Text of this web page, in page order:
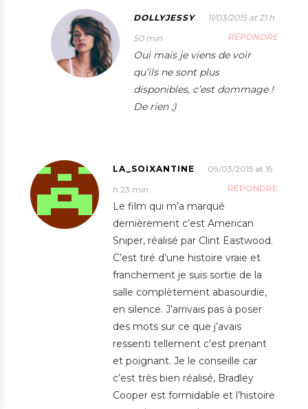
DOLLYJESSY
11/03/2015 at 21 h
50 min
RÉPONDRE
Oui mais je viens de voir
qu’ils ne sont plus
disponibles, c’est dommage !
De rien ;)
LA_SOIXANTINE
09/03/2015 at 19
h 23 min
RÉPONDRE
Le film qui m’a marqué
dernièrement c’est American
Sniper, réalisé par Clint Eastwood.
C’est tiré d’une histoire vraie et
franchement je suis sortie de la
salle complètement abasourdie,
en silence. J’arrivais pas à poser
des mots sur ce que j’avais
ressenti tellement c’est prenant
et poignant. Je le conseille car
c’est très bien réalisé, Bradley
Cooper est formidable et l’histoire